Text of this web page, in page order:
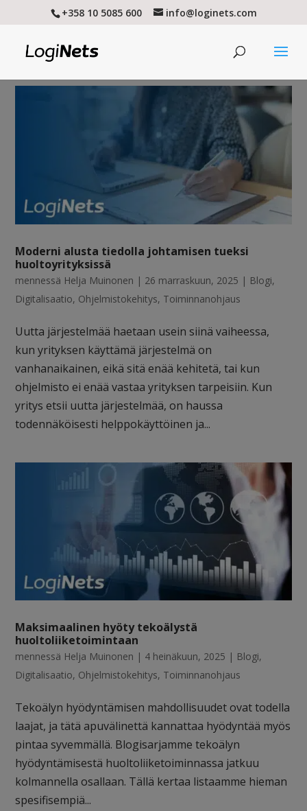
+358 10 5085 600 info@loginets.com
Moderni alusta tiedolla johtamisen tueksi
huoltoyrityksissä
mennessä Helja Muinonen | 26 marraskuun, 2025 | Blogi,
Digitalisaatio, Ohjelmistokehitys, Toiminnanohjaus
Uutta järjestelmää haetaan usein siinä vaiheessa,
kun yrityksen käyttämä järjestelmä on
vanhanaikainen, eikä sitä enää kehitetä, tai kun
ohjelmisto ei enää vastaa yrityksen tarpeisiin. Kun
yritys etsii uutta järjestelmää, on haussa
todennäköisesti helppokäyttöinen ja...
Maksimaalinen hyöty tekoälystä
huoltoliiketoimintaan
mennessä Helja Muinonen | 4 heinäkuun, 2025 | Blogi,
Digitalisaatio, Ohjelmistokehitys, Toiminnanohjaus
Tekoälyn hyödyntämisen mahdollisuudet ovat todella
laajat, ja tätä apuvälinettä kannattaa hyödyntää myös
pintaa syvemmällä. Blogisarjamme tekoälyn
hyödyntämisestä huoltoliiketoiminnassa jatkuu
kolmannella osallaan. Tällä kertaa listaamme hieman
spesifisempiä...